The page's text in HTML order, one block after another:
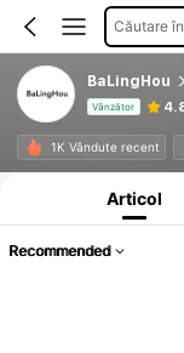
Căutare
BaLingHou
Vânzător
1K Vândute recent
Informații despre
Articol
Recommended